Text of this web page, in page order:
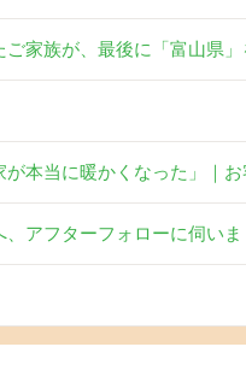
ご家族が、最後に「富山県
が本当に暖かくなった」｜
アフターフォローに伺い